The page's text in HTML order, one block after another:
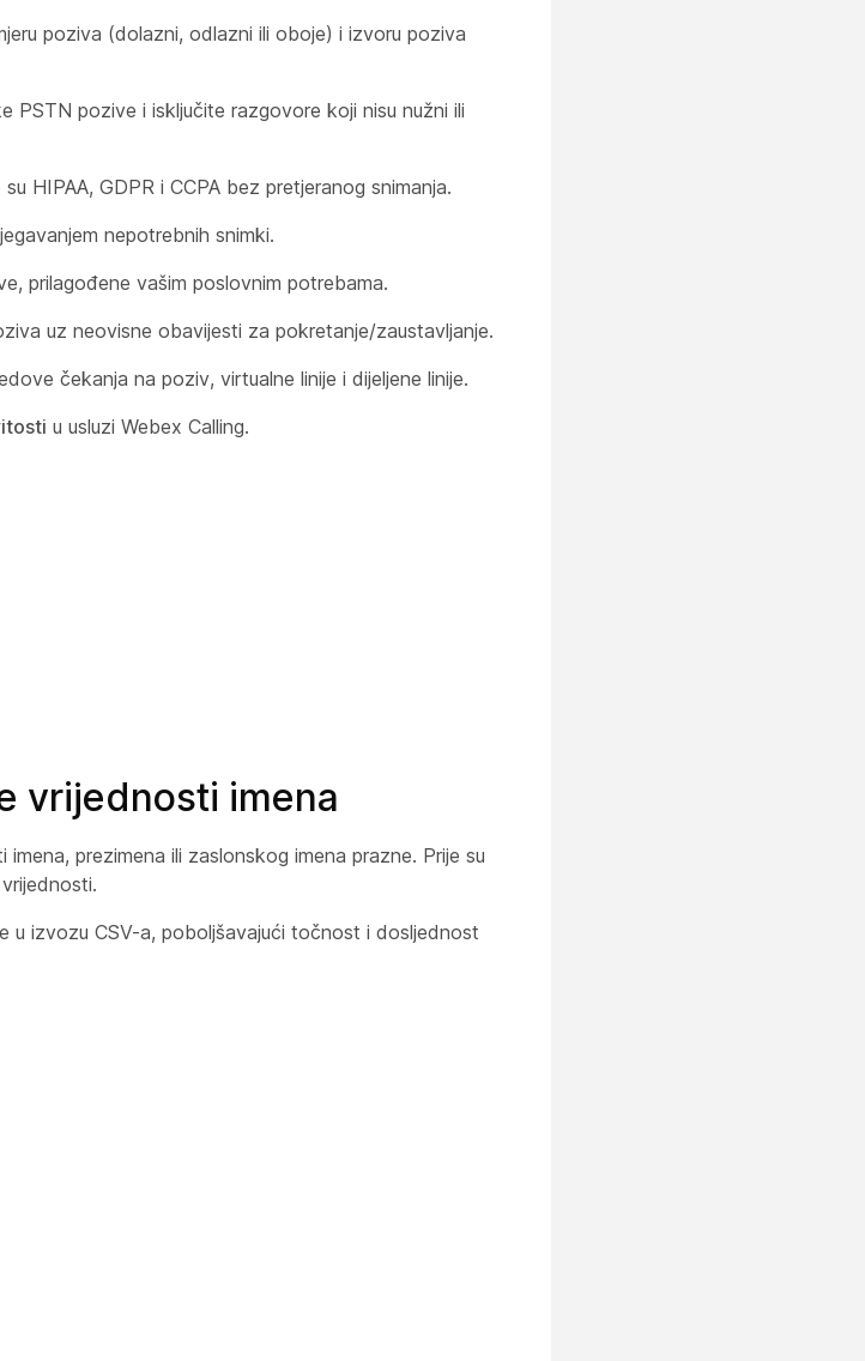
poziva (dolazni, odlazni ili oboje) i izvoru poziva
PSTN pozive i isključite razgovore koji nisu nužni ili
HIPAA, GDPR i CCPA bez pretjeranog snimanja.
nepotrebnih snimki.
prilagođene vašim poslovnim potrebama.
uz neovisne obavijesti za pokretanje/zaustavljanje.
čekanja na poziv, virtualne linije i dijeljene linije.
u usluzi Webex Calling.
vrijednosti imena
prezimena ili zaslonskog imena prazne. Prije su
u izvozu CSV-a, poboljšavajući točnost i dosljednost